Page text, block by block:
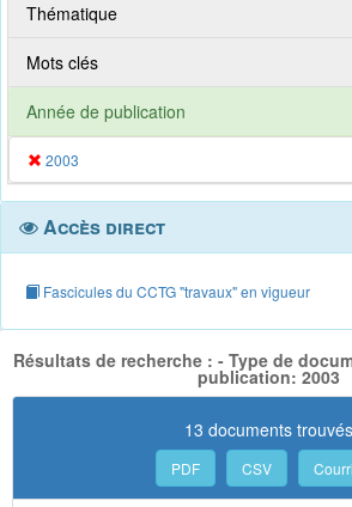
Thématique
Mots clés
Année de publication
2003
Accès direct
Fascicules du CCTG "travaux" en vigueur
Résultats de recherche : - Type de
publication: 2003
13 documents trouvés
PDF CSV